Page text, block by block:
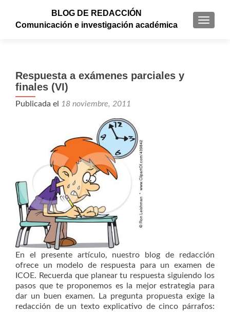
BLOG DE REDACCIÓN
Comunicación e investigación académica
Respuesta a exámenes parciales y
finales (VI)
Publicada el 18 noviembre, 2011
En el presente artículo, nuestro blog de redacción
ofrece un modelo de respuesta para un examen de
ICOE. Recuerda que planear tu respuesta siguiendo los
pasos que te proponemos es la mejor estrategia para
dar un buen examen. La pregunta propuesta exige la
redacción de un texto explicativo de cinco párrafos: